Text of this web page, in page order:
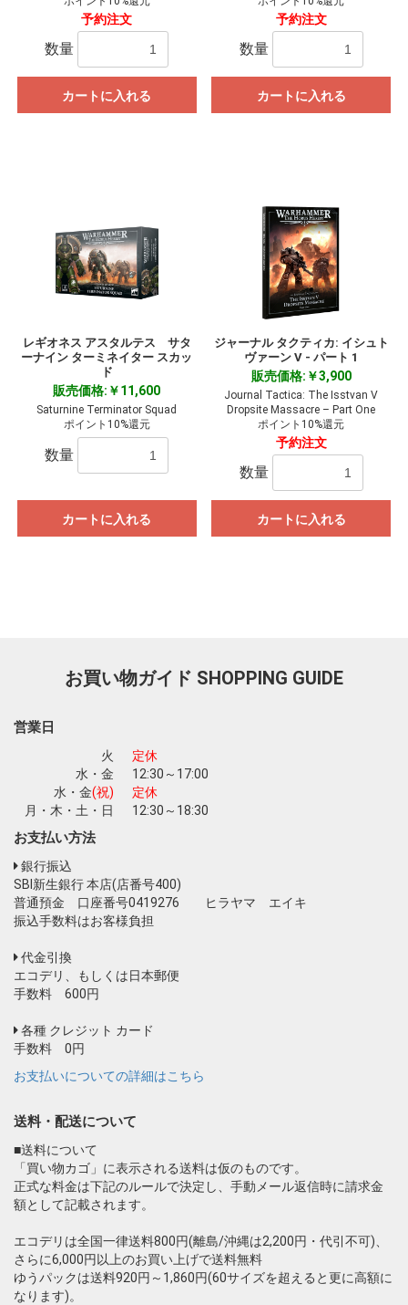
予約注文
数量
カートに入れる
予約注文
数量
カートに入れる
レギオネス アスタルテス サタ
ーナイン ターミネイター スカッ
ド
販売価格:￥11,600
Saturnine Terminator Squad
ポイント10%還元
数量
カートに入れる
ジャーナル タクティカ: イシュト
ヴァーン V - パート 1
販売価格:￥3,900
Journal Tactica: The Isstvan V
Dropsite Massacre – Part One
ポイント10%還元
予約注文
数量
カートに入れる
お買い物を続ける カートへ進む
お買い物ガイド SHOPPING GUIDE
営業日
火
定休
水・金
12:30～17:00
水・金(祝)
定休
月・木・土・日
12:30～18:30
お支払い方法
銀行振込
SBI新生銀行 本店(店番号400)
普通預金 口座番号0419276 ヒラヤマ エイキ
振込手数料はお客様負担
代金引換
エコデリ、もしくは日本郵便
手数料 600円
各種 クレジット カード
手数料 0円
お支払いについての詳細はこちら
送料・配送について
■送料について
「買い物カゴ」に表示される送料は仮のものです。
正式な料金は下記のルールで決定し、手動メール返信時に請求金
額として記載されます。
エコデリは全国一律送料800円(離島/沖縄は2,200円・代引不可)、
さらに6,000円以上のお買い上げで送料無料
ゆうパックは送料920円～1,860円(60サイズを超えると更に高額に
なります)。